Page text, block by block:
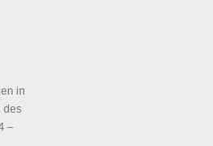
in
des
–